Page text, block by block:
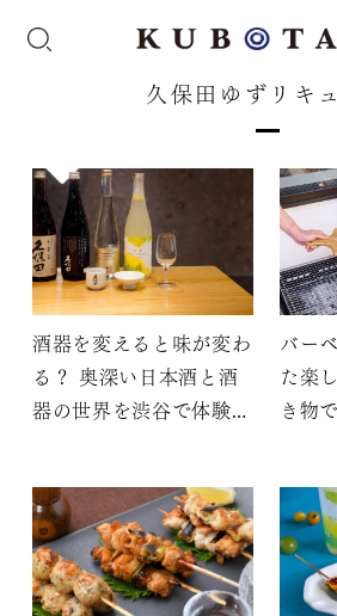
久保田ゆずリキ
酒器を変えると味が変わ
る？ 奥深い日本酒と酒
器の世界を渋谷で体験し
バー
た楽
き物